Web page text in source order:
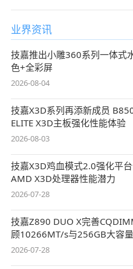
业界资讯
技嘉推出小雕360系列一体式
色+全彩屏
2026-08-04
技嘉X3D系列再添新成员
ELITE X3D主板强化性能体验
2026-08-03
技嘉X3D鸡血模式2.0强化平
AMD X3D处理器性能潜力
2026-07-28
技嘉Z890 DUO X完善
顾10266MT/s与256GB大容量
2026-07-28